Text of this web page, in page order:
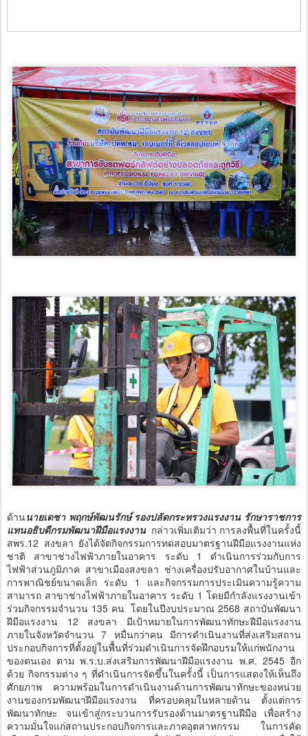
ด้านนายเดชา พฤกษ์พัฒนรักษ์ รองปลัดกระทรวงแรงงาน รักษาราชการ
แทนอธิบดีกรมพัฒนาฝีมือแรงงานกล่าวเพิ่มเติมว่า การลงพื้นที่ในครั้งนี้
สพร.12 สงขลา ยังได้จัดกิจกรรมการทดสอบมาตรฐานฝีมือแรงงานแห่ง
ชาติ สาขาช่างไฟฟ้าภายในอาคาร ระดับ 1 ดำเนินการร่วมกับการ
ไฟฟ้าส่วนภูมิภาค สาขาเมืองสงขลา ช่างเครื่องปรับอากาศในบ้านและ
การพาณิชย์ขนาดเล็ก ระดับ 1 และกิจกรรมการประเมินความรู้ความ
สามารถ สาขาช่างไฟฟ้าภายในอาคาร ระดับ 1 โดยมีกำลังแรงงานเข้า
ร่วมกิจกรรมจำนวน 135 คน โดยในปีงบประมาณ 2568 สถาบันพัฒนา
ฝีมือแรงงาน 12 สงขลา มีเป้าหมายในการพัฒนาทักษะฝีมือแรงงาน
ภายในจังหวัดจำนวน 7 หมื่นกว่าคน มีการดำเนินงานที่ส่งเสริมสถาน
ประกอบกิจการที่ตั้งอยู่ในพื้นที่ร่วมดำเนินการจัดฝึกอบรมให้แก่พนักงาน
ของตนเอง ตาม พ.ร.บ.ส่งเสริมการพัฒนาฝีมือแรงงาน พ.ศ. 2545 อีก
ด้วย กิจกรรมต่าง ๆ ที่ดำเนินการจัดขึ้นในครั้งนี้ เป็นการแสดงให้เห็นถึง
ศักยภาพ ความพร้อมในการดำเนินงานด้านการพัฒนาทักษะของหน่วย
งานของกรมพัฒนาฝีมือแรงงาน ที่ครอบคลุมในหลายด้าน ตั้งแต่การ
พัฒนาทักษะ จนเข้าสู่กระบวนการรับรองด้านมาตรฐานฝีมือ เพื่อสร้าง
ความมั่นใจแก่สถานประกอบกิจการและภาคอุตสาหกรรม ในการคัด